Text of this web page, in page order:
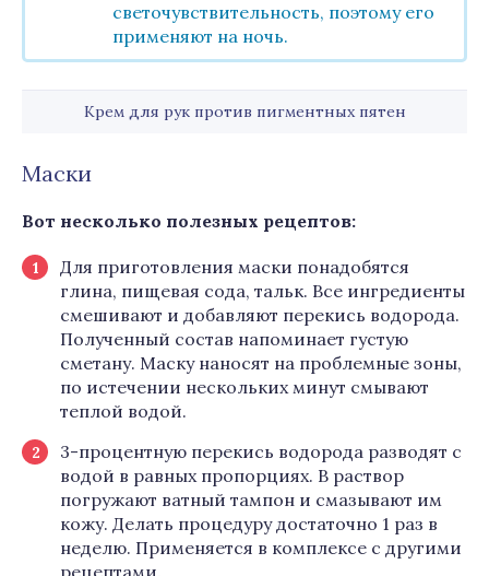
светочувствительность, поэтому его
применяют на ночь.
Крем для рук против пигментных пятен
Маски
Вот несколько полезных рецептов:
Для приготовления маски понадобятся
глина, пищевая сода, тальк. Все ингредиенты
смешивают и добавляют перекись водорода.
Полученный состав напоминает густую
сметану. Маску наносят на проблемные зоны,
по истечении нескольких минут смывают
теплой водой.
3-процентную перекись водорода разводят с
водой в равных пропорциях. В раствор
погружают ватный тампон и смазывают им
кожу. Делать процедуру достаточно 1 раз в
неделю. Применяется в комплексе с другими
рецептами.